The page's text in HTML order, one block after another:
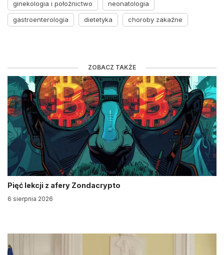
ginekologia i położnictwo
neonatologia
gastroenterologia
dietetyka choroby zakaźne
ZOBACZ TAKŻE
Pięć lekcji z afery Zondacrypto
6 sierpnia 2026